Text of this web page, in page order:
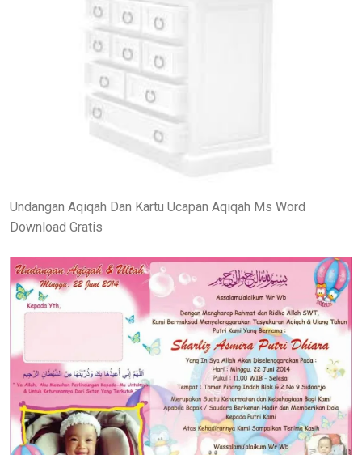
Undangan Aqiqah Dan Kartu Ucapan Aqiqah Ms Word
Download Gratis